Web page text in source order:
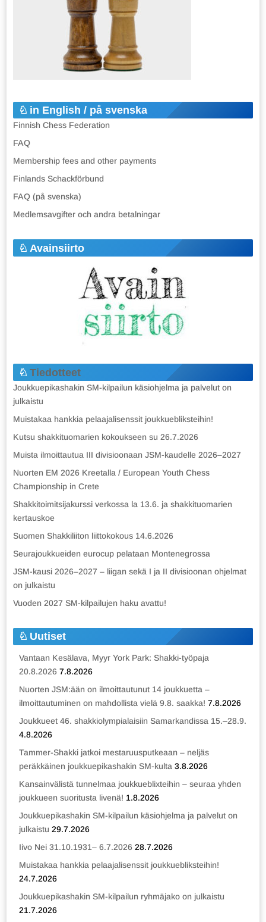
in English / på svenska
Finnish Chess Federation
FAQ
Membership fees and other payments
Finlands Schackförbund
FAQ (på svenska)
Medlemsavgifter och andra betalningar
Avainsiirto
Tiedotteet
Joukkuepikashakin SM-kilpailun käsiohjelma ja palvelut on
julkaistu
Muistakaa hankkia pelaajalisenssit joukkuebliksteihin!
Kutsu shakkituomarien kokoukseen su 26.7.2026
Muista ilmoittautua III divisioonaan JSM-kaudelle 2026–2027
Nuorten EM 2026 Kreetalla / European Youth Chess
Championship in Crete
Shakkitoimitsijakurssi verkossa la 13.6. ja shakkituomarien
kertauskoe
Suomen Shakkiliiton liittokokous 14.6.2026
Seurajoukkueiden eurocup pelataan Montenegrossa
JSM-kausi 2026–2027 – liigan sekä I ja II divisioonan ohjelmat
on julkaistu
Vuoden 2027 SM-kilpailujen haku avattu!
Uutiset
Vantaan Kesälava, Myyr York Park: Shakki-työpaja
20.8.2026 7.8.2026
Nuorten JSM:ään on ilmoittautunut 14 joukkuetta –
ilmoittautuminen on mahdollista vielä 9.8. saakka! 7.8.2026
Joukkueet 46. shakkiolympialaisiin Samarkandissa 15.–28.9.
4.8.2026
Tammer-Shakki jatkoi mestaruusputkeaan – neljäs
peräkkäinen joukkuepikashakin SM-kulta 3.8.2026
Kansainvälistä tunnelmaa joukkueblixteihin – seuraa yhden
joukkueen suoritusta livenä! 1.8.2026
Joukkuepikashakin SM-kilpailun käsiohjelma ja palvelut on
julkaistu 29.7.2026
Iivo Nei 31.10.1931– 6.7.2026 28.7.2026
Muistakaa hankkia pelaajalisenssit joukkuebliksteihin!
24.7.2026
Joukkuepikashakin SM-kilpailun ryhmäjako on julkaistu
21.7.2026